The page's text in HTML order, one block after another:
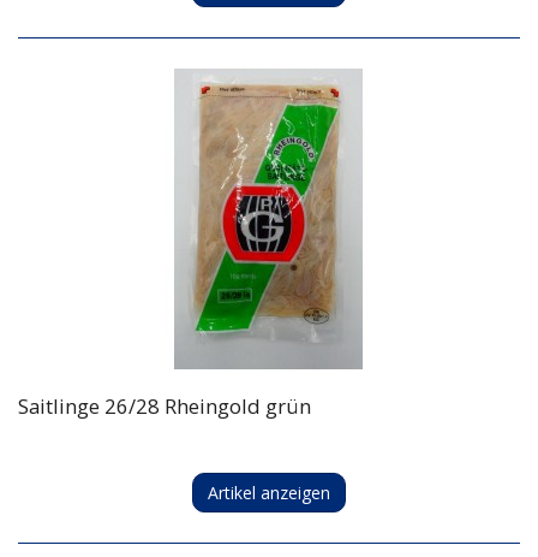
Saitlinge 26/28 Rheingold grün
Artikel anzeigen